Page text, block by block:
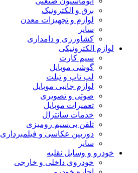
برق و الکترونیک
لوازم و تجهیزات معدن
سایر
کشاورزی و دامداری
لوازم الکترونیکی
سیم کارت
گوشی موبایل
لپ تاپ و تبلت
لوازم جانبی موبایل
صوتی و تصویری
تعمیرات موبایل
خدمات سانترال
تلفن بی‌سیم رومیزی
دوربین عکاسی و فیلمبرداری
سایر
خودرو و وسایل نقلیه
خودروی داخلی و خارجی